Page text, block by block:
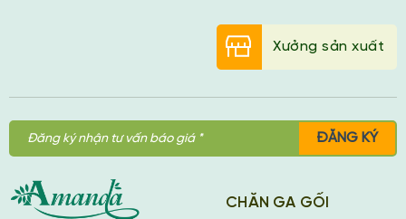
Xưởng sản xuất
ĐĂNG KÝ
CHĂN GA GỐI